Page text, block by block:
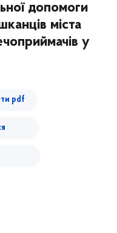
допомоги
міста
у
pdf